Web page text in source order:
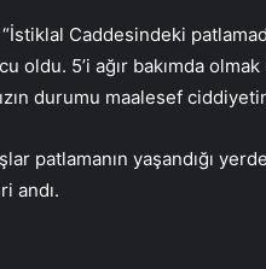
“İstiklal Caddesindeki
oldu. 5’i ağır bakımda
durumu maalesef
patlamanın yaşandığı
andı.